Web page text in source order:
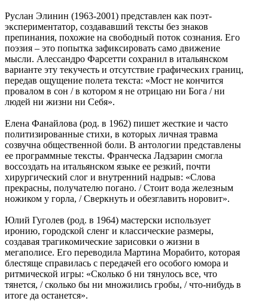
Руслан Элинин (1963-2001) представлен как поэт-
экспериментатор, создававший тексты без знаков
препинания, похожие на свободный поток сознания. Его
поэзия ‒ это попытка зафиксировать само движение
мысли. Алессандро Фарсетти сохранил в итальянском
варианте эту текучесть и отсутствие графических границ,
передав ощущение полета текста: «Мост не кончится
провалом в сон / в котором я не отрицаю ни Бога / ни
людей ни жизни ни Себя».
Елена Фанайлова (род. в 1962) пишет жесткие и часто
политизированные стихи, в которых личная травма
созвучна общественной боли. В антологии представлены
ее программные тексты. Франческа Ладзарин смогла
воссоздать на итальянском языке ее резкий, почти
хирургический слог и внутренний надрыв: «Слова
прекрасны, получателю погано. / Стоит вода железным
ножиком у горла, / Сверкнуть и обезглавить норовит».
Юлий Гуголев (род. в 1964) мастерски использует
иронию, городской сленг и классические размеры,
создавая трагикомические зарисовки о жизни в
мегаполисе. Его переводила Мартина Морабито, которая
блестяще справилась с передачей его особого юмора и
ритмической игры: «Сколько б ни тянулось все, что
тянется, / сколько бы ни множились гробы, / что-нибудь в
итоге да останется».